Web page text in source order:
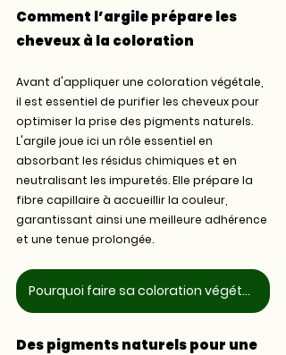
Comment l’argile prépare les
cheveux à la coloration
Avant d'appliquer une coloration végétale,
il est essentiel de purifier les cheveux pour
optimiser la prise des pigments naturels.
L'argile joue ici un rôle essentiel en
absorbant les résidus chimiques et en
neutralisant les impuretés. Elle prépare la
fibre capillaire à accueillir la couleur,
garantissant ainsi une meilleure adhérence
et une tenue prolongée.
Pourquoi faire sa coloration végétale chez le coiffeur ?
Des pigments naturels pour une